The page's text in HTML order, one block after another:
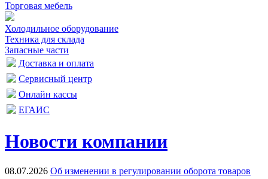
Торговая мебель
Холодильное оборудование
Техника для склада
Запасные части
Доставка и оплата
Сервисный центр
Онлайн кассы
ЕГАИС
Новости компании
08.07.2026 Об изменении в регулировании оборота товаров